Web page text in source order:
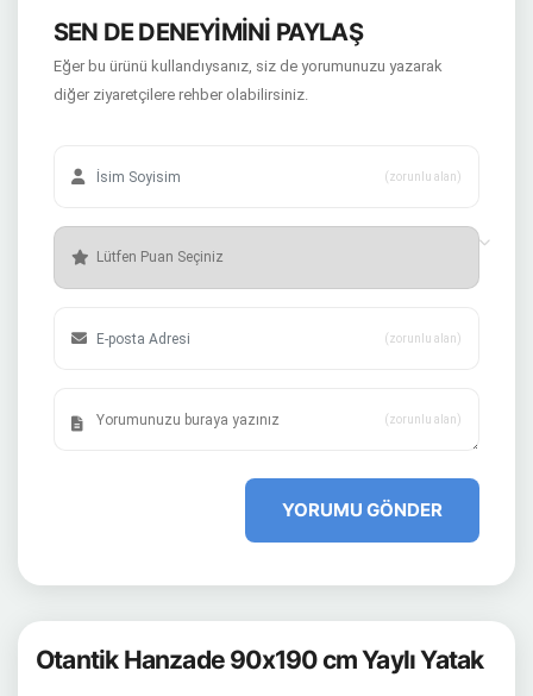
SEN DE DENEYİMİNİ PAYLAŞ
Eğer bu ürünü kullandıysanız, siz de yorumunuzu yazarak
diğer ziyaretçilere rehber olabilirsiniz.
(zorunlu alan)
(zorunlu alan)
(zorunlu alan)
YORUMU GÖNDER
Otantik Hanzade 90x190 cm Yaylı Yatak